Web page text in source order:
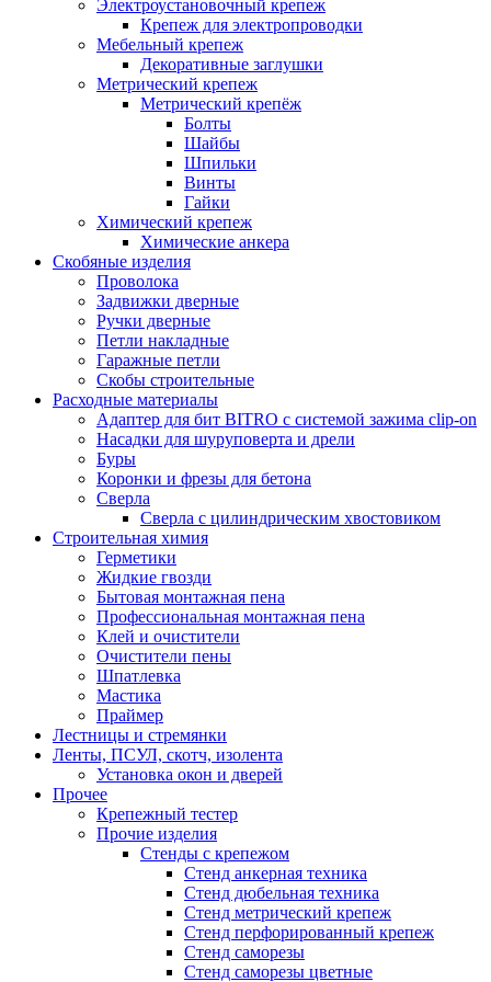
Электроустановочный крепеж
Крепеж для электропроводки
Мебельный крепеж
Декоративные заглушки
Метрический крепеж
Метрический крепёж
Болты
Шайбы
Шпильки
Винты
Гайки
Химический крепеж
Химические анкера
Скобяные изделия
Проволока
Задвижки дверные
Ручки дверные
Петли накладные
Гаражные петли
Скобы строительные
Расходные материалы
Адаптер для бит BITRO с системой зажима clip-on
Насадки для шуруповерта и дрели
Буры
Коронки и фрезы для бетона
Сверла
Сверла с цилиндрическим хвостовиком
Строительная химия
Герметики
Жидкие гвозди
Бытовая монтажная пена
Профессиональная монтажная пена
Клей и очистители
Очистители пены
Шпатлевка
Мастика
Праймер
Лестницы и стремянки
Ленты, ПСУЛ, скотч, изолента
Установка окон и дверей
Прочее
Крепежный тестер
Прочие изделия
Стенды с крепежом
Стенд анкерная техника
Стенд дюбельная техника
Стенд метрический крепеж
Стенд перфорированный крепеж
Стенд саморезы
Стенд саморезы цветные